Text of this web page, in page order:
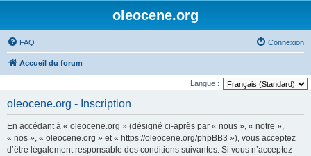
oleocene.org
FAQ Connexion
Accueil du forum
Langue :
oleocene.org - Inscription
En accédant à « oleocene.org » (désigné ci-après par « nous », « notre »,
« nos », « oleocene.org » et « https://oleocene.org/phpBB3 »), vous acceptez
d’être légalement responsable des conditions suivantes. Si vous n’acceptez